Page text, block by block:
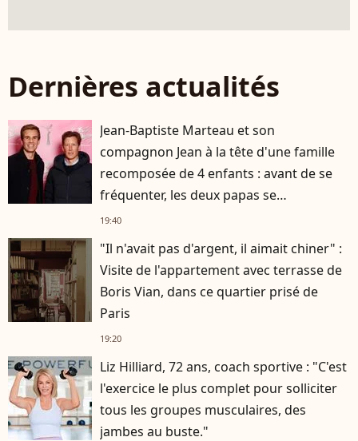
Dernières actualités
Jean-Baptiste Marteau et son
compagnon Jean à la tête d'une famille
recomposée de 4 enfants : avant de se
fréquenter, les deux papas se
connaissaient depuis des années
19:40
"Il n'avait pas d'argent, il aimait chiner" :
Visite de l'appartement avec terrasse de
Boris Vian, dans ce quartier prisé de
Paris
19:20
Liz Hilliard, 72 ans, coach sportive : "C'est
l'exercice le plus complet pour solliciter
tous les groupes musculaires, des
jambes au buste."